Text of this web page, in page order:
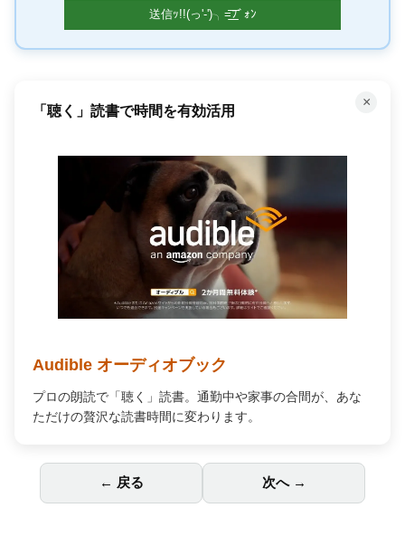
×
「聴く」読書で時間を有効活用
Audible オーディオブック
プロの朗読で「聴く」読書。通勤中や家事の合間が、あな
ただけの贅沢な読書時間に変わります。
← 戻る 次へ →